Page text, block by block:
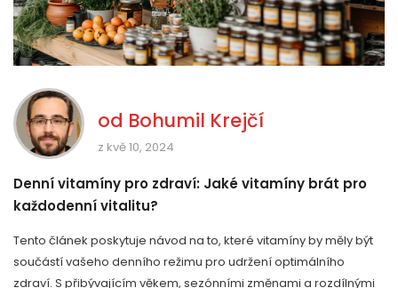
od Bohumil Krejčí
z kvě 10, 2024
Denní vitamíny pro zdraví: Jaké vitamíny brát pro
každodenní vitalitu?
Tento článek poskytuje návod na to, které vitamíny by měly být
součástí vašeho denního režimu pro udržení optimálního
zdraví. S přibývajícím věkem, sezónními změnami a rozdílnými